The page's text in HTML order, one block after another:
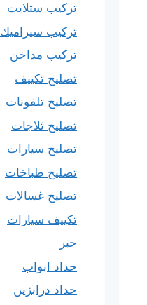
تركيب ستلايت
تركيب سيراميك
تركيب مداخن
تصليح تكييف
تصليح تلفونات
تصليح ثلاجات
تصليح سيارات
تصليح طباخات
تصليح غسالات
تكييف سيارات
حبر
حداد ابواب
حداد درابزين